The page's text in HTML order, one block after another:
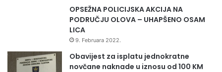
OPSEŽNA POLICIJSKA AKCIJA NA
PODRUČJU OLOVA – UHAPŠENO OSAM
LICA
9. Februara 2022.
Obavijest za isplatu jednokratne
novčane naknade u iznosu od 100 KM